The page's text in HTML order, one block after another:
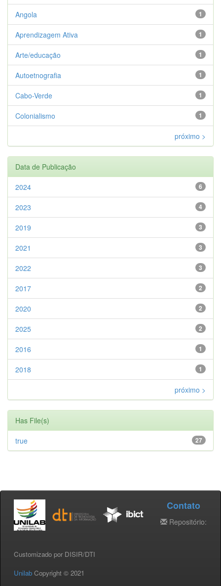
1
Angola
1
Aprendizagem Ativa
1
Arte/educação
1
Autoetnografia
1
Cabo-Verde
1
Colonialismo
próximo >
Data de Publicação
6
2024
4
2023
3
2019
3
2021
3
2022
2
2017
2
2020
2
2025
1
2016
1
2018
próximo >
Has File(s)
27
true
Customizado por DISIR/DTI
Unilab Copyright © 2021
Contato
Repositório: